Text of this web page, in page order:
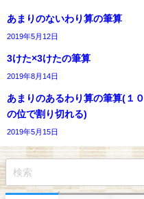
あまりのないわり算の筆算
2019年5月12日
3けた×3けたの筆算
2019年8月14日
あまりのあるわり算の筆算(１０
の位で割り切れる)
2019年5月15日